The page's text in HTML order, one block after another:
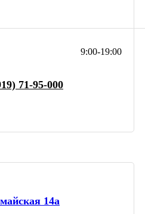
9:00-19:00
71-95-000
14а